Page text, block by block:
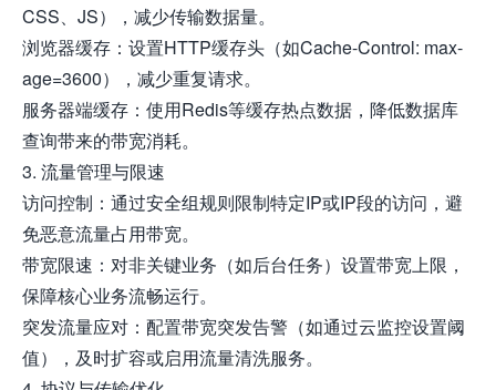
CSS、JS），减少传输数据量。
浏览器缓存：设置HTTP缓存头（如Cache-Control: max-
age=3600），减少重复请求。
服务器端缓存：使用Redis等缓存热点数据，降低数据库
查询带来的带宽消耗。
3. 流量管理与限速
访问控制：通过安全组规则限制特定IP或IP段的访问，避
免恶意流量占用带宽。
带宽限速：对非关键业务（如后台任务）设置带宽上限，
保障核心业务流畅运行。
突发流量应对：配置带宽突发告警（如通过云监控设置阈
值），及时扩容或启用流量清洗服务。